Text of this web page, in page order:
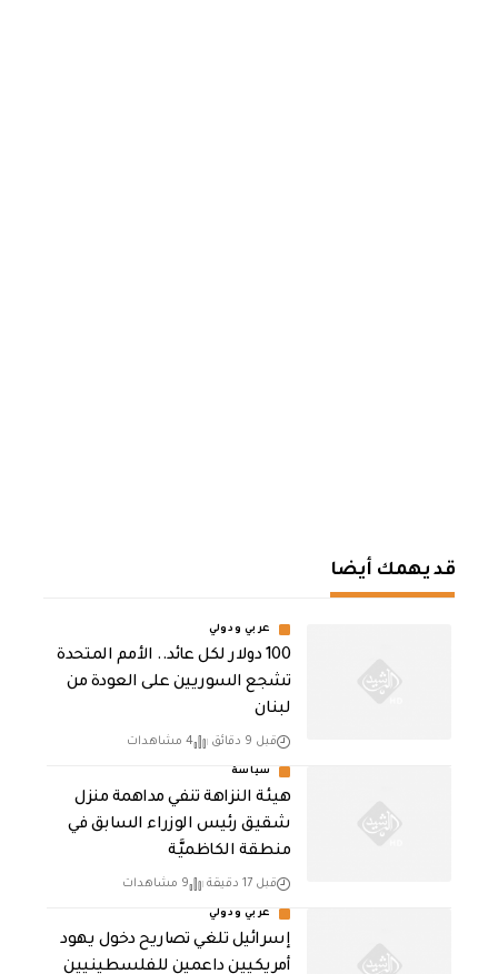
قد يهمك أيضا
عربي ودولي
100 دولار لكل عائد.. الأمم المتحدة
تشجع السوريين على العودة من
لبنان
قبل 9 دقائق 4 مشاهدات
سياسة
هيئة النزاهة تنفي مداهمة منزل
شقيق رئيس الوزراء السابق في
منطقة الكاظميَّة
قبل 17 دقيقة 9 مشاهدات
عربي ودولي
إسرائيل تلغي تصاريح دخول يهود
أمريكيين داعمين للفلسطينيين